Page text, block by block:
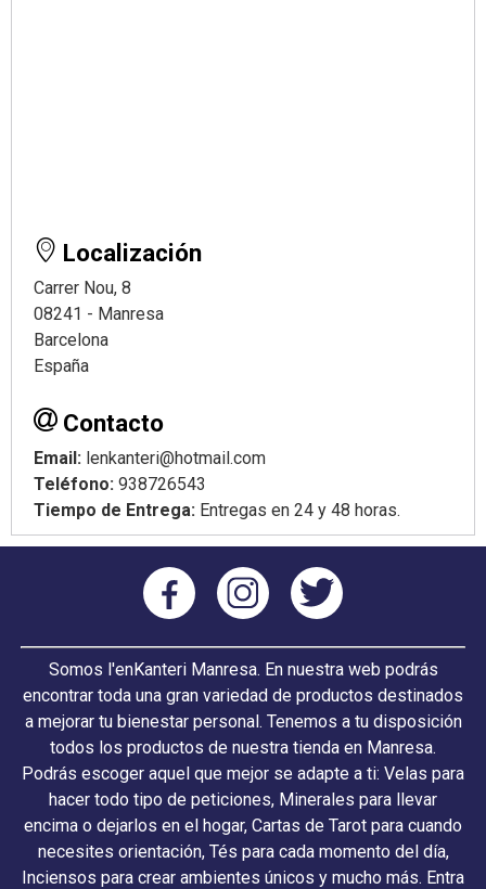
Localización
Carrer Nou, 8
08241 - Manresa
Barcelona
España
Contacto
Email: lenkanteri@hotmail.com
Teléfono: 938726543
Tiempo de Entrega: Entregas en 24 y 48 horas.
Somos l'enKanteri Manresa. En nuestra web podrás
encontrar toda una gran variedad de productos destinados
a mejorar tu bienestar personal. Tenemos a tu disposición
todos los productos de nuestra tienda en Manresa.
Podrás escoger aquel que mejor se adapte a ti: Velas para
hacer todo tipo de peticiones, Minerales para llevar
encima o dejarlos en el hogar, Cartas de Tarot para cuando
necesites orientación, Tés para cada momento del día,
Inciensos para crear ambientes únicos y mucho más. Entra